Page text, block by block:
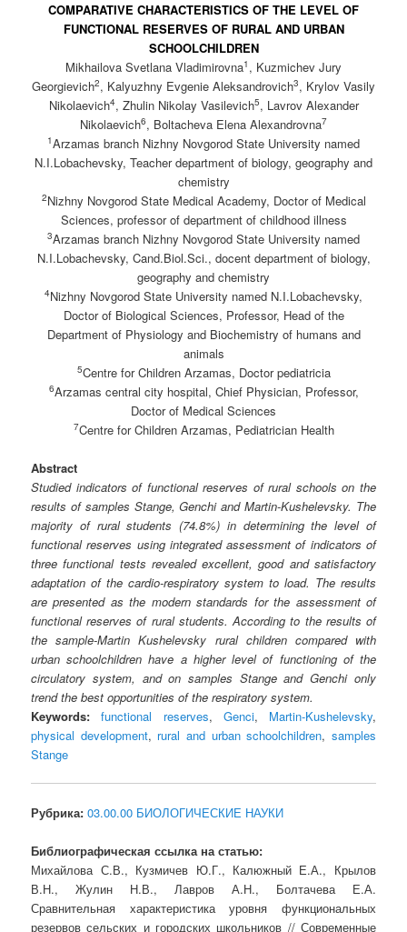
COMPARATIVE CHARACTERISTICS OF THE LEVEL OF
FUNCTIONAL RESERVES OF RURAL AND URBAN
SCHOOLCHILDREN
Mikhailova Svetlana Vladimirovna1 , Kuzmichev Jury
Georgievich2, Kalyuzhny Evgenie Aleksandrovich3, Krylov Vasily
Nikolaevich4, Zhulin Nikolay Vasilevich5, Lavrov Alexander
Nikolaevich6, Boltacheva Elena Alexandrovna7
1Arzamas branch Nizhny Novgorod State University named
N.I.Lobachevsky, Teacher department of biology, geography and
chemistry
2Nizhny Novgorod State Medical Academy, Doctor of Medical
Sciences, professor of department of childhood illness
3Arzamas branch Nizhny Novgorod State University named
N.I.Lobachevsky, Cand.Biol.Sci., docent department of biology,
geography and chemistry
4Nizhny Novgorod State University named N.I.Lobachevsky,
Doctor of Biological Sciences, Professor, Head of the
Department of Physiology and Biochemistry of humans and
animals
5Centre for Children Arzamas, Doctor pediatricia
6Arzamas central city hospital, Chief Physician, Professor,
Doctor of Medical Sciences
7Centre for Children Arzamas, Pediatrician Health
Abstract
Studied indicators of functional reserves of rural schools on the
results of samples Stange, Genchi and Martin-Kushelevsky. The
majority of rural students (74.8%) in determining the level of
functional reserves using integrated assessment of indicators of
three functional tests revealed excellent, good and satisfactory
adaptation of the cardio-respiratory system to load. The results
are presented as the modern standards for the assessment of
functional reserves of rural students. According to the results of
the sample-Martin Kushelevsky rural children compared with
urban schoolchildren have a higher level of functioning of the
circulatory system, and on samples Stange and Genchi only
trend the best opportunities of the respiratory system.
Keywords:
functional reserves, Genci, Martin-Kushelevsky,
physical development, rural and urban schoolchildren, samples
Stange
Рубрика: 03.00.00 БИОЛОГИЧЕСКИЕ НАУКИ
Библиографическая ссылка на статью:
Михайлова С.В., Кузмичев Ю.Г., Калюжный Е.А., Крылов
В.Н., Жулин Н.В., Лавров А.Н., Болтачева Е.А.
Сравнительная характеристика уровня функциональных
резервов сельских и городских школьников // Современные